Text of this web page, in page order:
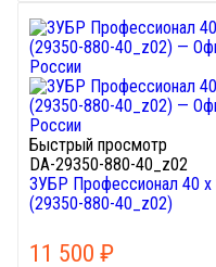
Быстрый просмотр
DA-29350-880-40_z02
ЗУБР Профессионал 40
(29350-880-40_z02)
11 500 ₽